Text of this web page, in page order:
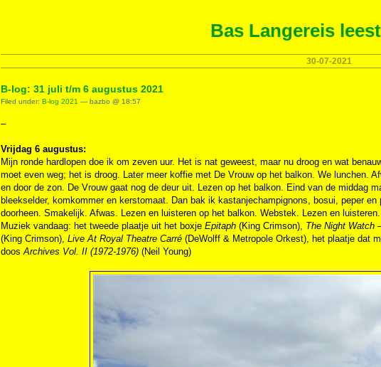
Bas Langereis
30-07-2021
B-log: 31 juli t/m 6 augustus 2021
Filed under: B-log 2021 — bazbo @ 18:57
–
Vrijdag 6 augustus:
Mijn ronde hardlopen doe ik om zeven uur. Het is nat geweest, maar nu droog en wat
moet even weg; het is droog. Later meer koffie met De Vrouw op het balkon. We lunchen.
en door de zon. De Vrouw gaat nog de deur uit. Lezen op het balkon. Eind van de middag
bleekselder, komkommer en kerstomaat. Dan bak ik kastanjechampignons, bosui, peper
doorheen. Smakelijk. Afwas. Lezen en luisteren op het balkon. Webstek. Lezen en luisteren.
Muziek vandaag: het tweede plaatje uit het boxje Epitaph (King Crimson), The Night Watch
(King Crimson), Live At Royal Theatre Carré (DeWolff & Metropole Orkest), het plaatje dat
doosArchives Vol. II (1972-1976) (Neil Young)